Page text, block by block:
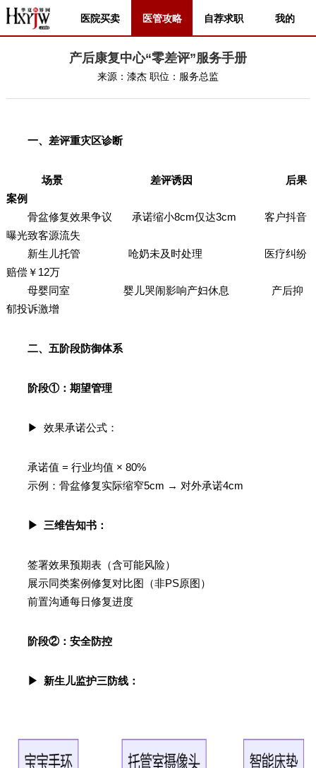
医院买卖 医管攻略 自荐求职 我的
产后康复中心“零差评”服务手册
来源： 漆杰 职位： 服务总监
一、差评重灾区诊断
场景 差评诱因 后果
案例
骨盆修复效果争议 承诺缩小8cm仅达3cm 客户抖音
曝光致客源流失
新生儿托管 呛奶未及时处理 医疗纠纷
赔偿￥12万
母婴同室 婴儿哭闹影响产妇休息 产后抑
郁投诉激增
二、五阶段防御体系
阶段①：期望管理
▶ 效果承诺公式：
承诺值 = 行业均值 × 80%
示例：骨盆修复实际缩窄5cm → 对外承诺4cm
▶ 三维告知书：
签署效果预期表（含可能风险）
展示同类案例修复对比图（非PS原图）
前置沟通每日修复进度
阶段②：安全防控
▶ 新生儿监护三防线：